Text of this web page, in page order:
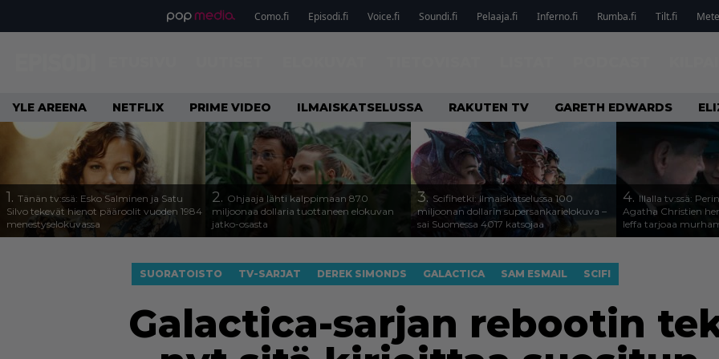
Como.fi Episodi.fi Voice.fi Soundi.fi Pelaaja.fi Inferno.fi Rumba.fi Tilt.fi
YLE AREENA NETFLIX PRIME VIDEO ILMAISKATSELUSSA RAKUTEN TV GARETH EDWARDS
1. Tänän tv:ssä: Esko Salminen ja Satu
Silvo tekevät hienot pääroolit vuoden 1984
menestyselokuvassa
2. Ohjaaja lähti kalppimaan 870
miljoonaa dollaria tuottaneen elokuvan
jatko-osasta
3. Scifihetki: Ilmaiskatselussa 100
miljoonan dollarin supersankarielokuva –
sai Suomessa 4017 katsojaa
4. Illalla tv:ssä:
Agatha Christien
leffa tarjoaa
SUORATOISTO TV-SARJAT DEREK SIMONDS GALACTICA SAM ESMAIL SCIFI
Galactica-sarjan rebootin